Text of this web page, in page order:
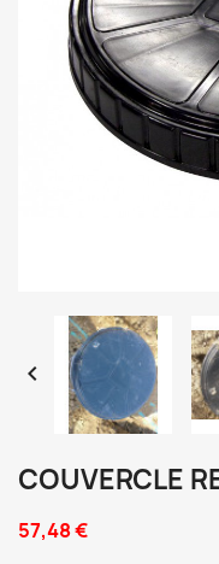

COUVERCLE
57,48 €